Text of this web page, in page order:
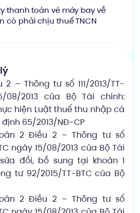
thanh toán vé máy bay về
có phải chịu thuế TNCN
– Thông tư số 111/2013/TT-
08/2013 của Bộ Tài chính:
hiện Luật thuế thu nhập cá
65/2013/NĐ-CP
2 Điều 2 – Thông tư số
ngày 15/08/2013 của Bộ Tài
đổi, bổ sung tại khoản 1
tư 92/2015/TT-BTC của Bộ
2 Điều 2 – Thông tư số